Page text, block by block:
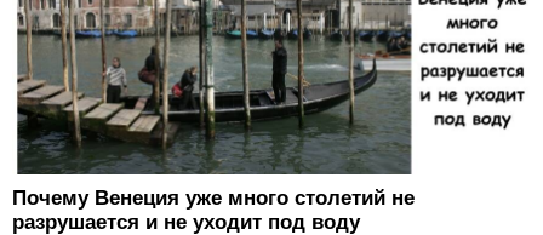
Почему Венеция уже много столетий не
разрушается и не уходит под воду